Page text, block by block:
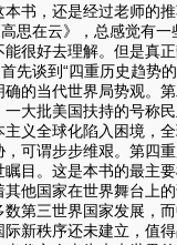
书，还是经过老师的推
在云》，总感觉有一
能很好去理解。但是真
谈到“四重历史趋势的
确的当代世界局势观。
一大批美国扶持的号称
主义全球化陷入困境，
，可谓步步维艰。第四
瞩目。这是本书的最主
其他国家在世界舞台上
数第三世界国家发展，
际新秩序还未建立，值